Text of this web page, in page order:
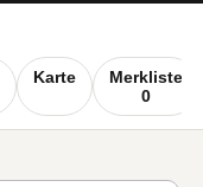
Karte
Merkliste
0